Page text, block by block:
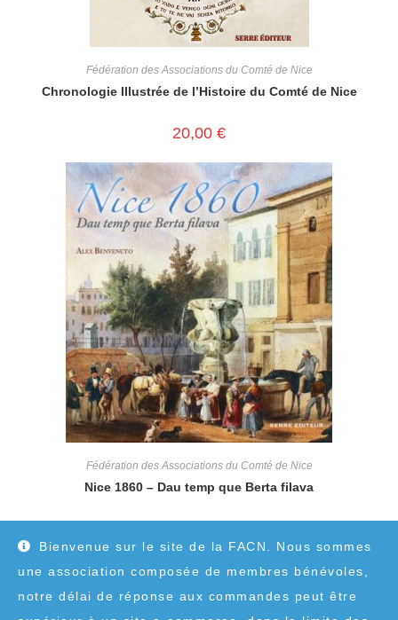
Bienvenue sur le site de la FACN. Nous sommes
une association composée de membres bénévoles,
notre délai de réponse aux commandes peut être
Fédération des Associations du Comté de Nice
Chronologie Illustrée de l’Histoire du Comté de Nice
20,00 €
Fédération des Associations du Comté de Nice
Nice 1860 – Dau temp que Berta filava